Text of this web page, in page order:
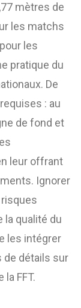
mètres de
les matchs
les
pratique du
De
: au
de fond et
leur offrant
Ignorer
qualité du
les intégrer
de détails sur
FFT.